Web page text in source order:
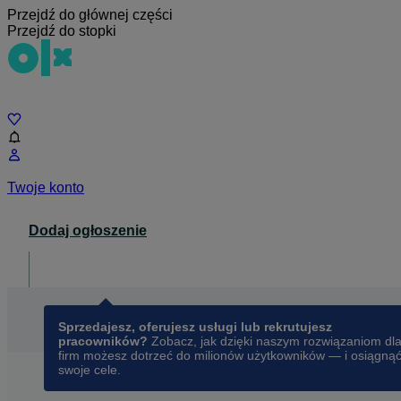
Przejdź do głównej części
Przejdź do stopki
Twoje konto
Dodaj ogłoszenie
Sprzedajesz, oferujesz usługi lub rekrutujesz
pracowników? Zobacz, jak dzięki naszym rozwiązaniom dla
firm możesz dotrzeć do milionów użytkowników — i osiągnąć
swoje cele.